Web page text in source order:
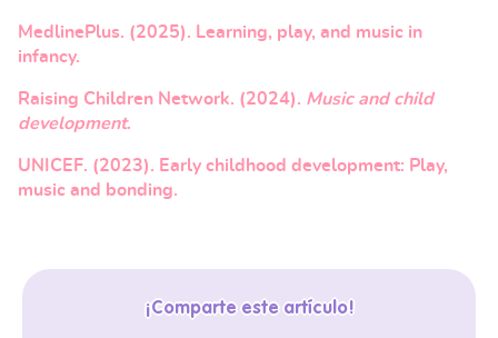
MedlinePlus. (2025). Learning, play, and music in
infancy.
Raising Children Network. (2024). Music and child
development.
UNICEF. (2023). Early childhood development: Play,
music and bonding.
¡Comparte este artículo!